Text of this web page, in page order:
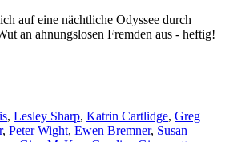
auf eine nächtliche Odyssee durch
an ahnungslosen Fremden aus - heftig!
, Lesley Sharp, Katrin Cartlidge, Greg
, Peter Wight, Ewen Bremner, Susan